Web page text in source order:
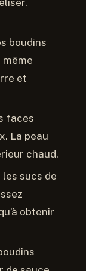
boudins
même
et
faces
La peau
chaud.
sucs de
obtenir